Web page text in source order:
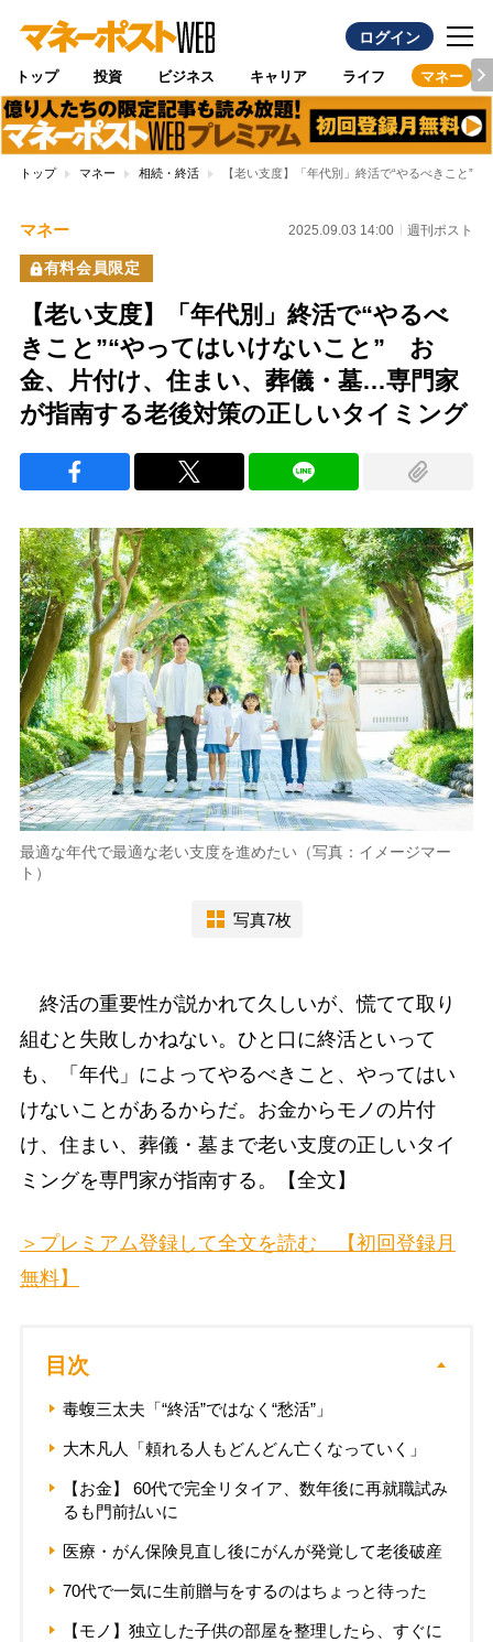
ログイン
トップ 投資 ビジネス キャリア ライフ マネー
トップ マネー 相続・終活 【老い支度】「年代別」終活で“やるべきこと
マネー 2025.09.03 14:00 週刊ポスト
有料会員限定
【老い支度】「年代別」終活で“やるべ
きこと”“やってはいけないこと” お
金、片付け、住まい、葬儀・墓…専門家
が指南する老後対策の正しいタイミング
最適な年代で最適な老い支度を進めたい（写真：イメージマー
ト）
写真7枚
終活の重要性が説かれて久しいが、慌てて取り
組むと失敗しかねない。ひと口に終活といって
も、「年代」によってやるべきこと、やってはい
けないことがあるからだ。お金からモノの片付
け、住まい、葬儀・墓まで老い支度の正しいタイ
ミングを専門家が指南する。【全文】
＞プレミアム登録して全文を読む 【初回登録月
無料】
目次
毒蝮三太夫「“終活”ではなく“愁活”」
大木凡人「頼れる人もどんどん亡くなっていく」
【お金】 60代で完全リタイア、数年後に再就職試み
るも門前払いに
医療・がん保険見直し後にがんが発覚して老後破産
70代で一気に生前贈与をするのはちょっと待った
【モノ】独立した子供の部屋を整理したら、すぐに